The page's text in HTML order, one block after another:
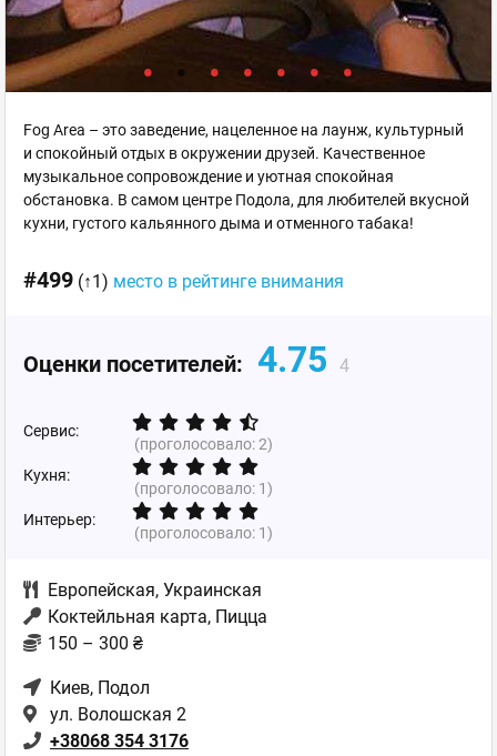
Fog Area – это заведение, нацеленное на лаунж, культурный
и спокойный отдых в окружении друзей. Качественное
музыкальное сопровождение и уютная спокойная
обстановка. В самом центре Подола, для любителей вкусной
кухни, густого кальянного дыма и отменного табака!
#499 (↑1) место в рейтинге внимания
Оценки посетителей: 4.75 4
Сервис:
(проголосовало:2)
Кухня:
(проголосовало: 1)
Интерьер:
(проголосовало: 1)
Европейская, Украинская
Коктейльная карта, Пицца
150 – 300 ₴
Киев, Подол
ул. Волошская 2
+38068 354 3176